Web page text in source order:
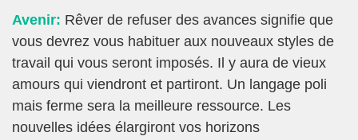
Avenir: Rêver de refuser des avances signifie que
vous devrez vous habituer aux nouveaux styles de
travail qui vous seront imposés. Il y aura de vieux
amours qui viendront et partiront. Un langage poli
mais ferme sera la meilleure ressource. Les
nouvelles idées élargiront vos horizons